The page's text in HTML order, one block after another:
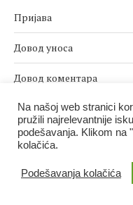
Пријава
Довод уноса
Довод коментара
sr.WordPress.org
Na našoj web stranici
pružili najrelevantnije
podešavanja. Klikom na
kolačića.
Podešavanja kolačića